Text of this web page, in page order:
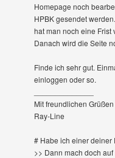
Homepage noch
HPBK gesendet
hat man noch eine Frist
Danach wird die Seite
Finde ich sehr gut.
einloggen oder so.
Mit freundlichen Grüßen
Ray-Line
# Habe ich einer
>> Dann mach doch